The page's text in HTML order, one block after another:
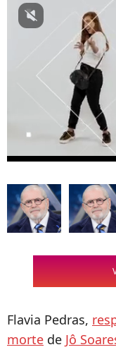
Flavia Pedras,
morte de Jô